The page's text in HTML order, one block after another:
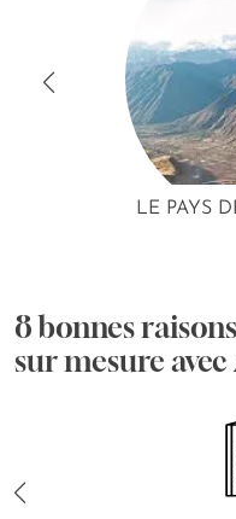
LE PAYS
8 bonnes
sur mesure